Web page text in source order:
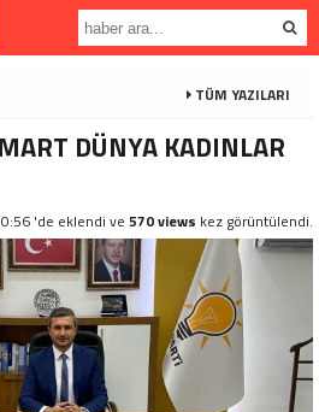
TÜM YAZILARI
DÜNYA KADINLAR
'de eklendi ve 570 views kez görüntülendi.